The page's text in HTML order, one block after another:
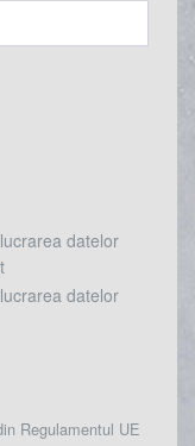
datelor
datelor
Regulamentul UE